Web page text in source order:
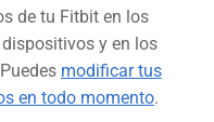
de tu Fitbit en los
y en los
modificar tus
en todo momento.